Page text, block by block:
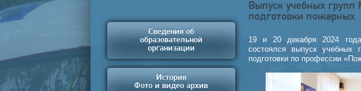
Сведения об
образовательной
организации
История
Фото и видео архив
Выпуск учебных
подготовки пожарных
19 и 20 декабря 2024
состоялся выпуск
подготовки по профессии